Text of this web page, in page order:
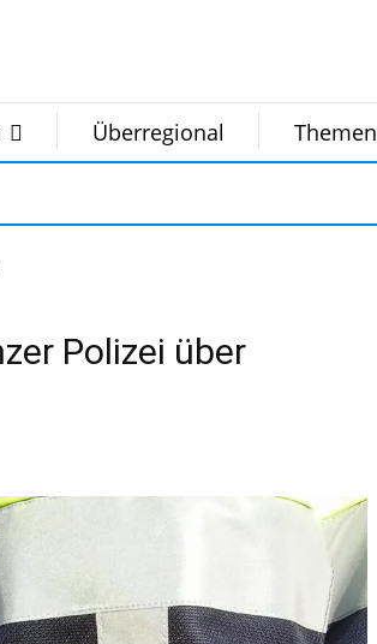
Überregional Themen
Polizei über